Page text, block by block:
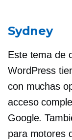
Sydney
Este tema de
WordPress
con muchas
acceso
Google.
para motores